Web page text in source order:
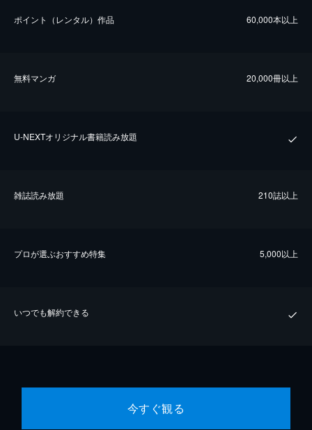
ポイント（レンタル）作品 60,000本以上
無料マンガ 20,000冊以上
U-NEXTオリジナル書籍読み放題
雑誌読み放題 210誌以上
プロが選ぶおすすめ特集 5,000以上
いつでも解約できる
今すぐ観る